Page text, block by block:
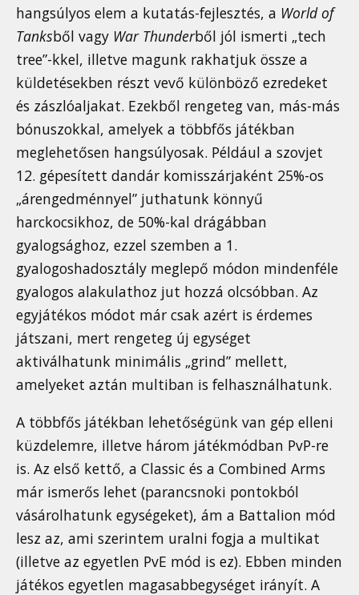
hangsúlyos elem a kutatás-fejlesztés, a World of
Tanksből vagy War Thunderből jól ismerti „tech
tree”-kkel, illetve magunk rakhatjuk össze a
küldetésekben részt vevő különböző ezredeket
és zászlóaljakat. Ezekből rengeteg van, más-más
bónuszokkal, amelyek a többfős játékban
meglehetősen hangsúlyosak. Például a szovjet
12. gépesített dandár komisszárjaként 25%-os
„árengedménnyel” juthatunk könnyű
harckocsikhoz, de 50%-kal drágábban
gyalogsághoz, ezzel szemben a 1.
gyalogoshadosztály meglepő módon mindenféle
gyalogos alakulathoz jut hozzá olcsóbban. Az
egyjátékos módot már csak azért is érdemes
játszani, mert rengeteg új egységet
aktiválhatunk minimális „grind” mellett,
amelyeket aztán multiban is felhasználhatunk.
A többfős játékban lehetőségünk van gép elleni
küzdelemre, illetve három játékmódban PvP-re
is. Az első kettő, a Classic és a Combined Arms
már ismerős lehet (parancsnoki pontokból
vásárolhatunk egységeket), ám a Battalion mód
lesz az, ami szerintem uralni fogja a multikat
(illetve az egyetlen PvE mód is ez). Ebben minden
játékos egyetlen magasabbegységet irányít. A